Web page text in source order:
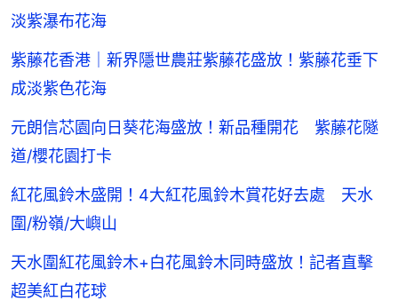
淡紫瀑布花海
紫藤花香港｜新界隱世農莊紫藤花盛放！紫藤花垂下
成淡紫色花海
元朗信芯園向日葵花海盛放！新品種開花 紫藤花隧
道/櫻花園打卡
紅花風鈴木盛開！4大紅花風鈴木賞花好去處 天水
圍/粉嶺/大嶼山
天水圍紅花風鈴木+白花風鈴木同時盛放！記者直擊
超美紅白花球